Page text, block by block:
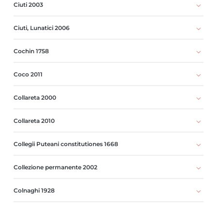
Ciuti 2003
Ciuti, Lunatici 2006
Cochin 1758
Coco 2011
Collareta 2000
Collareta 2010
Collegii Puteani constitutiones 1668
Collezione permanente 2002
Colnaghi 1928